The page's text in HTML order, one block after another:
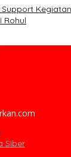
Rohul
Siber